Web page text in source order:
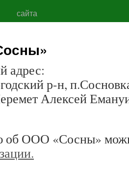
сайта
адрес:
р-н,
Алексей
ООО «Сосны»